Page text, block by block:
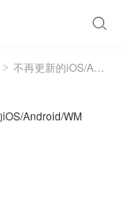

> 不再更新的iOS/Android/WM
Android/WM